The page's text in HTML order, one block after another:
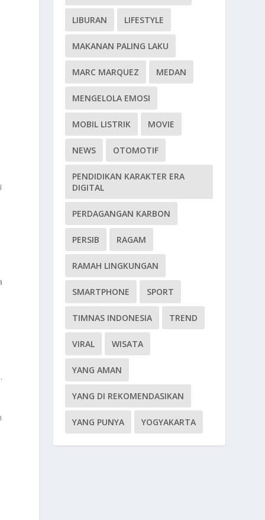
LIBURAN LIFESTYLE
MAKANAN PALING LAKU
MARC MARQUEZ MEDAN
MENGELOLA EMOSI
MOBIL LISTRIK MOVIE
NEWS OTOMOTIF
PENDIDIKAN KARAKTER ERA
DIGITAL
PERDAGANGAN KARBON
PERSIB RAGAM
RAMAH LINGKUNGAN
SMARTPHONE SPORT
TIMNAS INDONESIA TREND
VIRAL WISATA
YANG AMAN
YANG DI REKOMENDASIKAN
YANG PUNYA YOGYAKARTA